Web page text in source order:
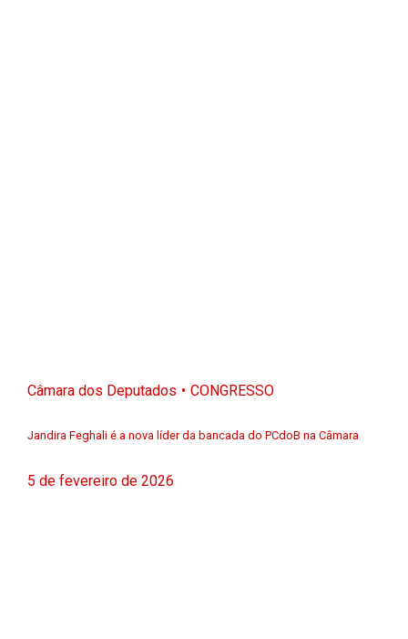
Câmara dos Deputados CONGRESSO
Jandira Feghali é a nova líder da bancada do PCdoB na Câmara
5 de fevereiro de 2026